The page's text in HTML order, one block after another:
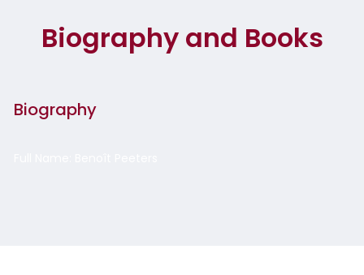
Biography and Books
Biography